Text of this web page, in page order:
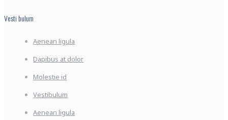
Vesti bulum
Aenean ligula
Dapibus at dolor
Molestie id
Vestibulum
Aenean ligula